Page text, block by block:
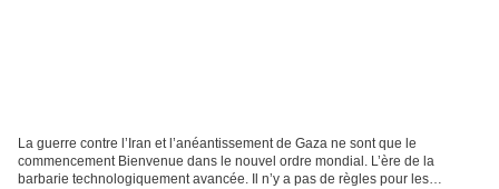
La guerre contre l’Iran et l’anéantissement de Gaza ne sont que le
commencement Bienvenue dans le nouvel ordre mondial. L’ère de la
barbarie technologiquement avancée. Il n’y a pas de règles pour les